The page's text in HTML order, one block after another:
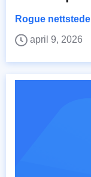
Rogue
april 9, 2026